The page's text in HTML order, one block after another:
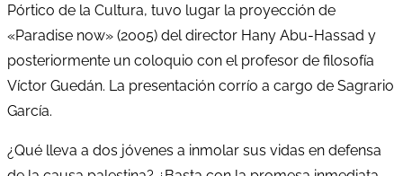
Pórtico de la Cultura, tuvo lugar la proyección de
«Paradise now» (2005) del director Hany Abu-Hassad y
posteriormente un coloquio con el profesor de filosofía
Víctor Guedán. La presentación corrío a cargo de Sagrario
García.
¿Qué lleva a dos jóvenes a inmolar sus vidas en defensa